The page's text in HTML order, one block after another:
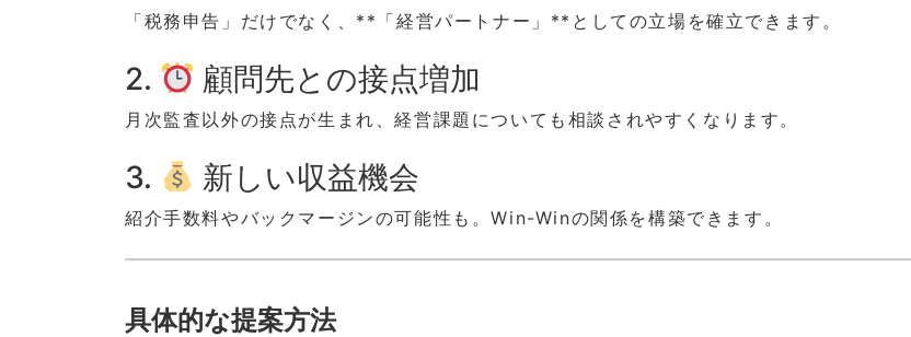
「税務申告」だけでなく、**「経営パートナー」**としての立場を確立できます。
2. 顧問先との接点増加
月次監査以外の接点が生まれ、経営課題についても相談されやすくなります。
3. 新しい収益機会
紹介手数料やバックマージンの可能性も。Win-Winの関係を構築できます。
具体的な提案方法